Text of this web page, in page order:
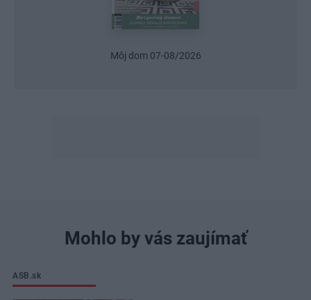
Môj dom 07-08/2026
Mohlo by vás zaujímať
ASB.sk